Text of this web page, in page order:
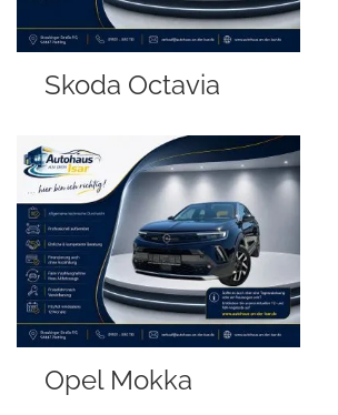
Skoda Octavia
Opel Mokka